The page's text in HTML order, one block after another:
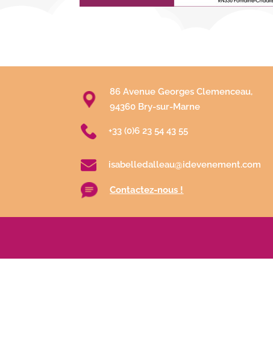
86 Avenue Georges Clemenceau,
94360 Bry-sur-Marne
+33 (0)6 23 54 43 55
isabelledalleau@idevenement.com
Contactez-nous !